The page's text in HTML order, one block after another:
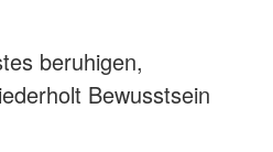
beruhigen,
Bewusstsein